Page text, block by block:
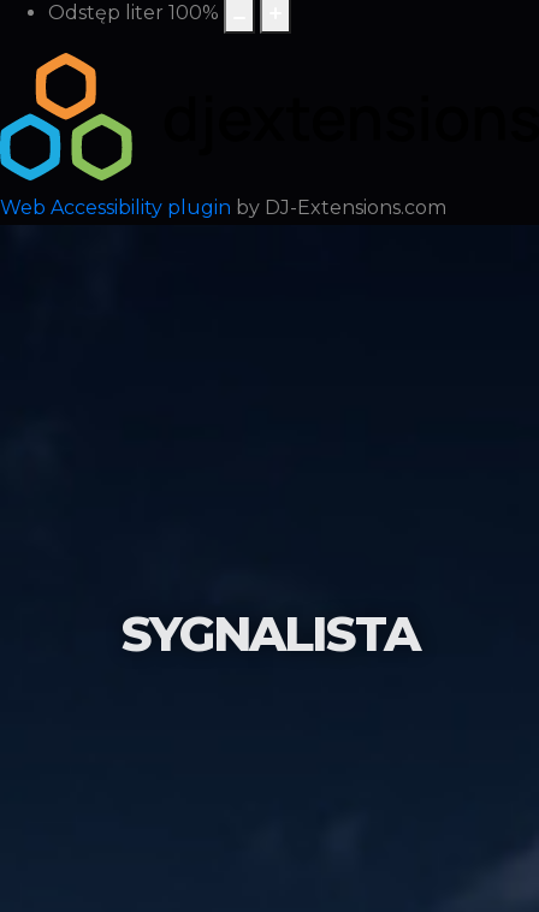
Odstęp liter 100%
Web Accessibility plugin by DJ-Extensions.com
SYGNALISTA